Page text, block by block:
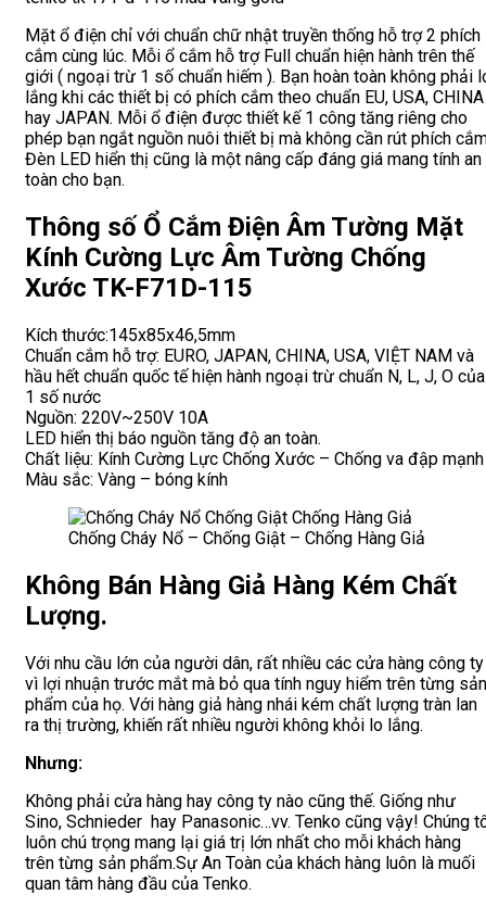
Mặt ổ điện chỉ với chuẩn chữ nhật truyền thống hỗ trợ 2 phích
cắm cùng lúc. Mỗi ổ cắm hỗ trợ Full chuẩn hiện hành trên thế
giới ( ngoại trừ 1 số chuẩn hiếm ). Bạn hoàn toàn không phải
lắng khi các thiết bị có phích cắm theo chuẩn EU, USA, CHINA
hay JAPAN. Mỗi ổ điện được thiết kế 1 công tăng riêng cho
phép bạn ngắt nguồn nuôi thiết bị mà không cần rút phích
Đèn LED hiển thị cũng là một nâng cấp đáng giá mang tính an
toàn cho bạn.
Thông số Ổ Cắm Điện Âm Tường Mặt
Kính Cường Lực Âm Tường Chống
Xước TK-F71D-115
Kích thước:145x85x46,5mm
Chuẩn cắm hỗ trợ: EURO, JAPAN, CHINA, USA, VIỆT NAM và
hầu hết chuẩn quốc tế hiện hành ngoại trừ chuẩn N, L, J, O của
1 số nước
Nguồn: 220V~250V 10A
LED hiển thị báo nguồn tăng độ an toàn.
Chất liệu: Kính Cường Lực Chống Xước – Chống va đập mạnh
Màu sắc: Vàng – bóng kính
Chống Cháy Nổ – Chống Giật – Chống Hàng Giả
Không Bán Hàng Giả Hàng Kém Chất
Lượng.
Với nhu cầu lớn của người dân, rất nhiều các cửa hàng công ty
vì lợi nhuận trước mắt mà bỏ qua tính nguy hiểm trên từng sản
phẩm của họ. Với hàng giả hàng nhái kém chất lượng tràn lan
ra thị trường, khiến rất nhiều người không khỏi lo lắng.
Nhưng:
Không phải cửa hàng hay công ty nào cũng thế. Giống như
Sino, Schnieder hay Panasonic…vv. Tenko cũng vậy! Chúng
luôn chú trọng mang lại giá trị lớn nhất cho mỗi khách hàng
trên từng sản phẩm.Sự An Toàn của khách hàng luôn là muối
quan tâm hàng đầu của Tenko.